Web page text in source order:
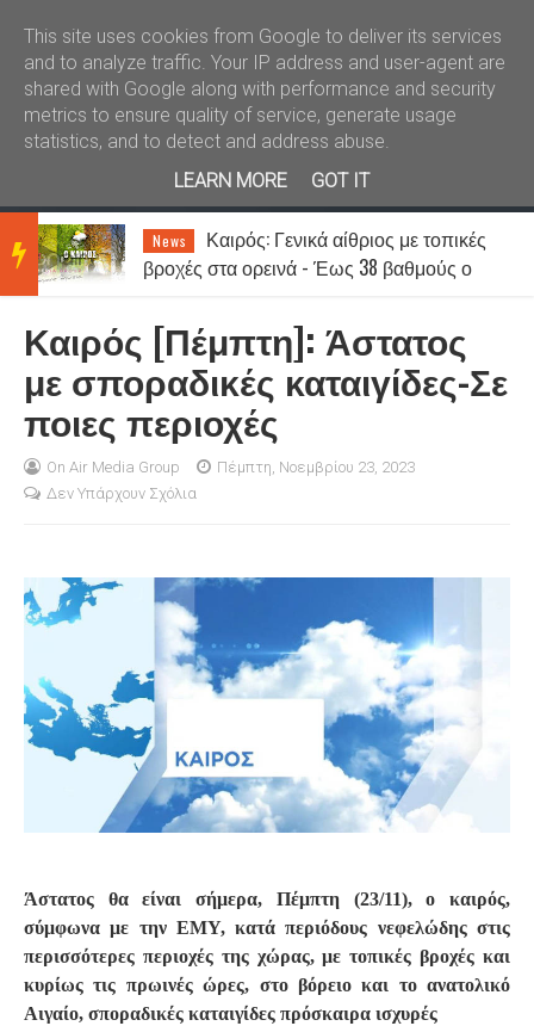
Καλώς ήλθατε Kral News
BRE
AKIN
NEW
News
Καιρός: Γενικά αίθριος με τοπικές
βροχές στα ορεινά - Έως 38 βαθμούς ο
Καιρός [Πέμπτη]: Άστατος
με σποραδικές καταιγίδες-Σε
ποιες περιοχές
On Air Media Group
Πέμπτη, Νοεμβρίου 23, 2023
Δεν Υπάρχουν Σχόλια
Άστατος θα είναι σήμερα, Πέμπτη (23/11), ο καιρός,
σύμφωνα με την ΕΜΥ, κατά περιόδους νεφελώδης στις
περισσότερες περιοχές της χώρας, με τοπικές βροχές και
κυρίως τις πρωινές ώρες, στο βόρειο και το ανατολικό
Αιγαίο, σποραδικές καταιγίδες πρόσκαιρα ισχυρές
This site uses cookies from Google to deliver its services
and to analyze traffic. Your IP address and user-agent are
shared with Google along with performance and security
metrics to ensure quality of service, generate usage
statistics, and to detect and address abuse.
LEARN MORE
GOT IT